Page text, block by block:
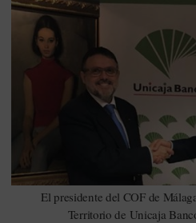
El presidente del COF de
Territorio de Unicaja